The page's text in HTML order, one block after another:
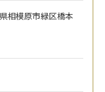
相模原市緑区橋本